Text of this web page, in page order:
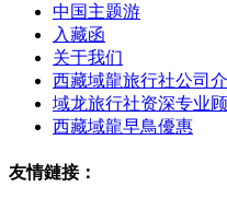
中国主题游
入藏函
关于我们
西藏域龍旅行社公司
域龙旅行社资深专业
西藏域龍早鳥優惠
友情鏈接：